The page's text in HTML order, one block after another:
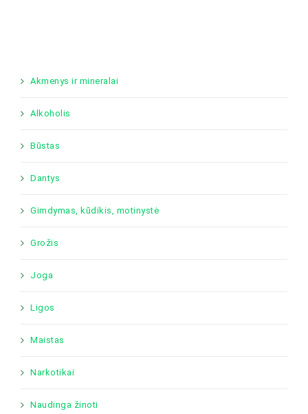
Akmenys ir mineralai
Alkoholis
Būstas
Dantys
Gimdymas, kūdikis, motinystė
Grožis
Joga
Ligos
Maistas
Narkotikai
Naudinga žinoti